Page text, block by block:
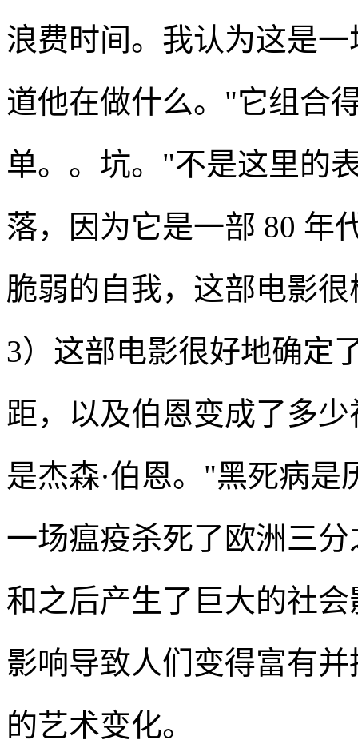
浪费时间。我认为这是
道他在做什么。"它组合
单。。坑。"不是这里的
落，因为它是一部 80 年
脆弱的自我，这部电影
3）这部电影很好地确定
距，以及伯恩变成了多
是杰森·伯恩。"黑死病
一场瘟疫杀死了欧洲三
和之后产生了巨大的社
影响导致人们变得富有
的艺术变化。